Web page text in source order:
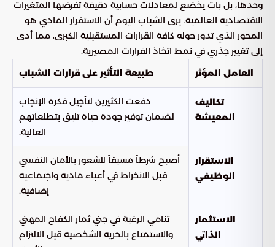
وحدها، بل بات يخضع لمعادلات حسابية دقيقة تفرضها المتغيرات
الاقتصادية العالمية. يرى الشباب اليوم أن الاستقرار المادي هو
المحور الذي تدور حوله كافة القرارات المستقبلية الكبرى، مما أدى
إلى تغيير جذري في نمط اتخاذ القرارات المصيرية.
العامل المؤثر
طبيعة التأثير على قرارات الشباب
تكاليف
المعيشة
دفعت الكثيرين لتأجيل فكرة الإنجاب
لضمان توفير جودة حياة تليق بتطلعاتهم
العالية.
الاستقرار
الوظيفي
أصبح شرطاً مسبقاً للشعور بالأمان النفسي
قبل الانخراط في أعباء مادية واجتماعية
إضافية.
الاستثمار
الذاتي
تنامي الرغبة في جني ثمار الكفاح المهني
والاستمتاع بالحرية الشخصية قبل الالتزام